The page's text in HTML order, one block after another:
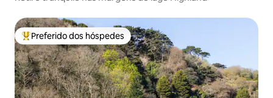
Entre os melhores preferidos dos hóspedes
Preferido dos hóspedes